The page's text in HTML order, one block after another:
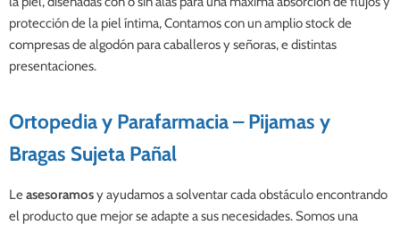
protección de la piel íntima, Contamos con un amplio stock de
compresas de algodón para caballeros y señoras, e distintas
presentaciones.
Ortopedia y Parafarmacia – Pijamas y
Bragas Sujeta Pañal
Leasesoramosy ayudamos a solventar cada obstáculo encontrando
el producto que mejor se adapte a sus necesidades. Somos una